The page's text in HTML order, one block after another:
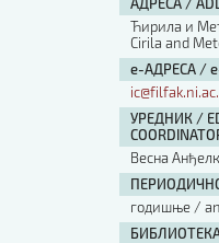
Ћирила и
Cirila and
е-АДРЕСА / e-
УРЕДНИК /
Весна
годишње /
БИБЛИОТЕКА